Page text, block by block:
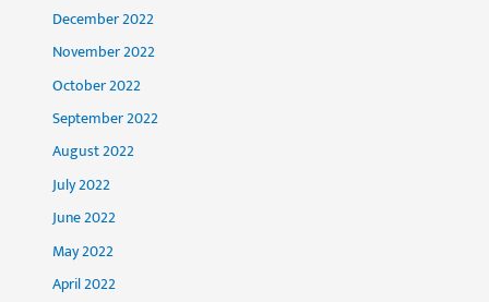
December 2022
November 2022
October 2022
September 2022
August 2022
July 2022
June 2022
May 2022
April 2022